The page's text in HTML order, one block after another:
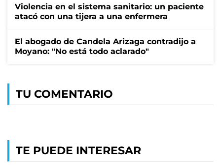
Violencia en el sistema sanitario: un paciente
atacó con una tijera a una enfermera
El abogado de Candela Arizaga contradijo a
Moyano: "No está todo aclarado"
TU COMENTARIO
TE PUEDE INTERESAR